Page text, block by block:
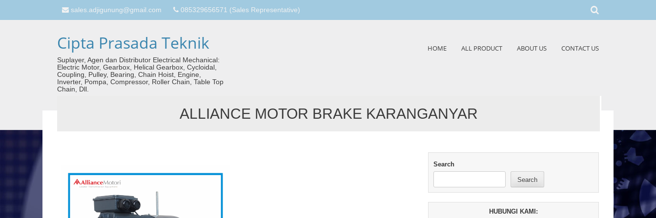
sales.adjigunung@gmail.com 085329656571 (Sales Representative)
Cipta Prasada Teknik
Suplayer, Agen dan Distributor Electrical Mechanical:
Electric Motor, Gearbox, Helical Gearbox, Cycloidal,
Coupling, Pulley, Bearing, Chain Hoist, Engine,
Inverter, Pompa, Compressor, Roller Chain, Table Top
Chain, Dll.
HOME ALL PRODUCT ABOUT US CONTACT US
ALLIANCE MOTOR BRAKE KARANGANYAR
Search
Search
HUBUNGI KAMI: